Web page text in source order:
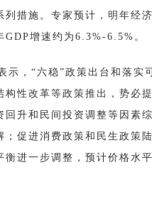
列措施。专家预计，明年经
增速约为6.3%-6.5%。
示，“六稳”政策出台和落实
构性改革等政策推出，势必
回升和民间投资调整等因素
；促进消费政策和民生政策
衡进一步调整，预计价格水